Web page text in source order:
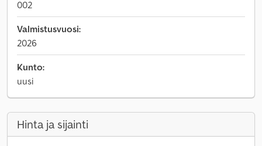
002
Valmistusvuosi:
2026
Kunto:
uusi
Hinta ja sijainti